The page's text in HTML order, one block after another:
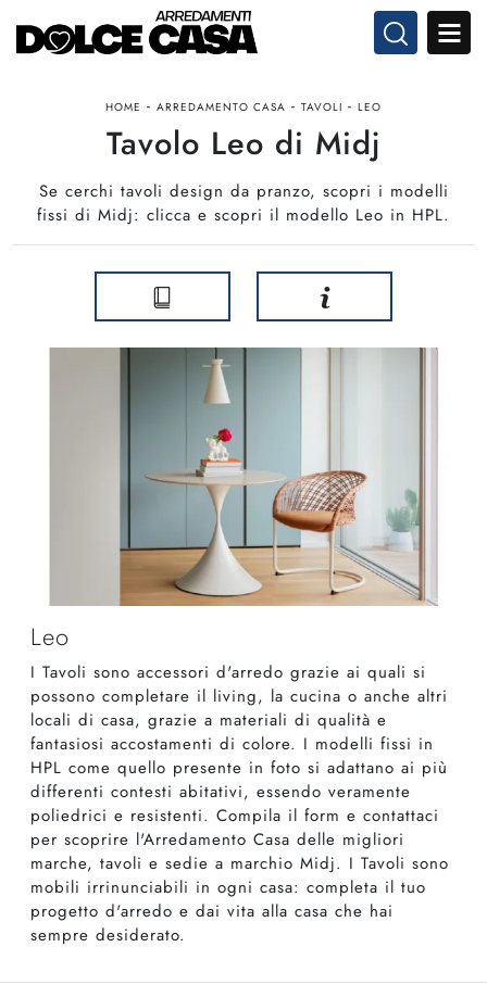
HOME - ARREDAMENTO CASA - TAVOLI - LEO
Tavolo Leo di Midj
Se cerchi tavoli design da pranzo, scopri i modelli
fissi di Midj: clicca e scopri il modello Leo in HPL.
Leo
I Tavoli sono accessori d'arredo grazie ai quali si
possono completare il living, la cucina o anche altri
locali di casa, grazie a materiali di qualità e
fantasiosi accostamenti di colore. I modelli fissi in
HPL come quello presente in foto si adattano ai più
differenti contesti abitativi, essendo veramente
poliedrici e resistenti. Compila il form e contattaci
per scoprire l'Arredamento Casa delle migliori
marche, tavoli e sedie a marchio Midj. I Tavoli sono
mobili irrinunciabili in ogni casa: completa il tuo
progetto d'arredo e dai vita alla casa che hai
sempre desiderato.